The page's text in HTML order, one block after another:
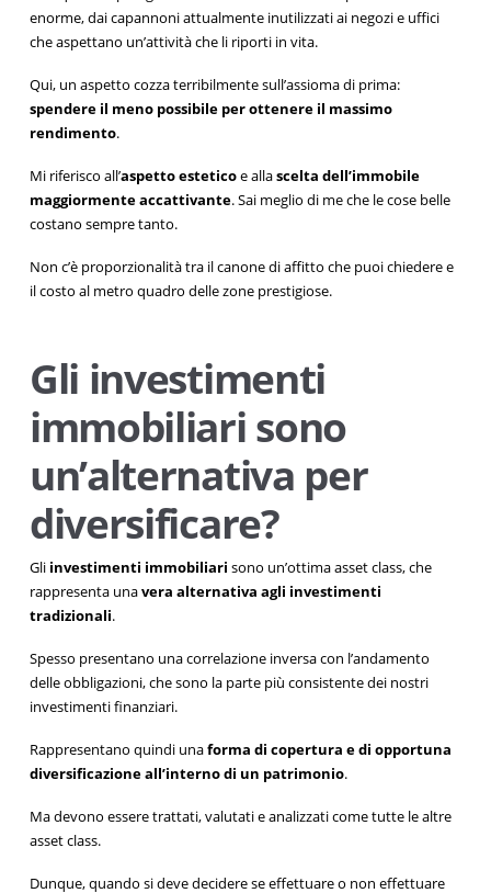
enorme, dai capannoni attualmente inutilizzati ai negozi e uffici
che aspettano un’attività che li riporti in vita.
Qui, un aspetto cozza terribilmente sull’assioma di prima:
spendere il meno possibile per ottenere il massimo
rendimento.
Mi riferisco all’aspetto esteticoe allascelta dell’immobile
maggiormente accattivante. Sai meglio di me che le cose belle
costano sempre tanto.
Non c’è proporzionalità tra il canone di affitto che puoi chiedere e
il costo al metro quadro delle zone prestigiose.
Gli investimenti
immobiliari sono
un’alternativa per
diversificare?
Gli investimenti immobiliari sono un’ottima asset class, che
rappresenta unavera alternativa agli investimenti
tradizionali.
Spesso presentano una correlazione inversa con l’andamento
delle obbligazioni, che sono la parte più consistente dei nostri
investimenti finanziari.
Rappresentano quindi unaforma di copertura e di opportuna
diversificazione all’interno di un patrimonio.
Ma devono essere trattati, valutati e analizzati come tutte le altre
asset class.
Dunque, quando si deve decidere se effettuare o non effettuare